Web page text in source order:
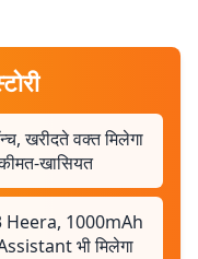
खरीदते वक्त मिलेगा
खासियत
Heera, 1000mAh
भी मिलेगा